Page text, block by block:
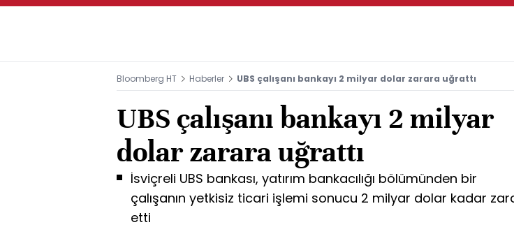
Bloomberg HT Haberler UBS çalışanı bankayı 2 milyar dolar zarara uğrattı
UBS çalışanı bankayı 2 milyar
dolar zarara uğrattı
İsviçreli UBS bankası, yatırım bankacılığı bölümünden bir
çalışanın yetkisiz ticari işlemi sonucu 2 milyar dolar kadar
etti